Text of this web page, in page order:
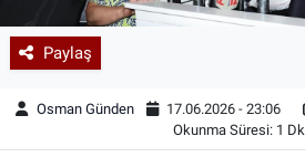
Paylaş
Osman Günden 17.06.2026 - 23:06
Okunma Süresi: 1 Dk